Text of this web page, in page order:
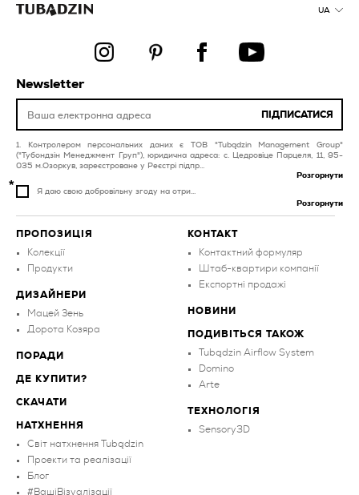
плитка для балконів та
плитка зелена
плитка золота
передпокою
плитка для вітальні та
спальні мідна
кімнати бежева
UA
ПРОПОЗИЦІЯ
Колекції
Продукти
ДИЗАЙНЕРИ
Мацей Зень
Дорота Козяра
ПОРАДИ
ДЕ КУПИТИ?
СКАЧАТИ
НАТХНЕННЯ
Світ натхнення Tubądzin
Проекти та реалізації
Блог
#ВашіВізуалізації
КОНТАКТ
Контактний формуляр
Штаб-квартири компанії
Експортні продажі
НОВИНИ
ПОДИВІТЬСЯ ТАКОЖ
Tubądzin Airflow System
Domino
Arte
ТЕХНОЛОГІЯ
Sensory3D
Newsletter
ПІДПИСАТИСЯ
Контролером персональних даних є ТОВ "Tubądzin Management Group"
("Тубондзін Менеджмент Груп"), юридична адреса: с. Цедровіце Парцеля, 11, 95-
035 м.Озоркув, зареєстроване у Реєстрі підпр...
Розгорнути
Я даю свою добровільну згоду на отри...
Розгорнути